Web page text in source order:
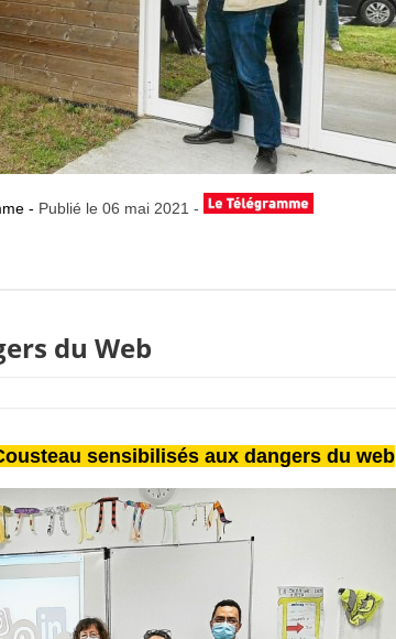
- Publié le 06 mai 2021 -
du Web
sensibilisés aux dangers du web